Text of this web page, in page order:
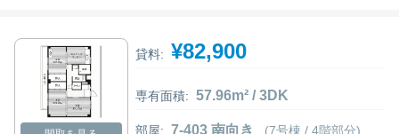
貸料: ¥82,900
専有面積: 57.96m² / 3DK
部屋: 7-403 南向き (7号棟 / 4階部分)